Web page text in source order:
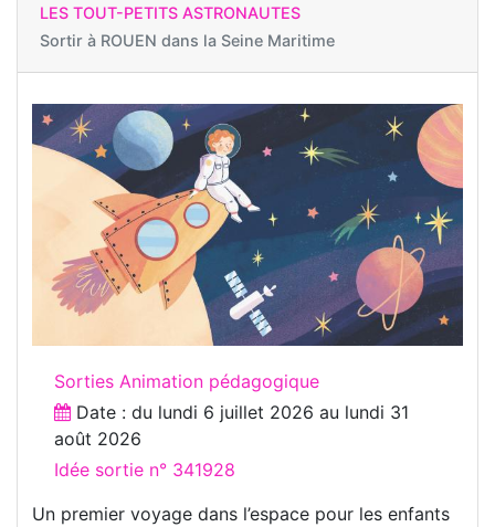
LES TOUT-PETITS ASTRONAUTES
Sortir à ROUEN dans la Seine Maritime
Sorties Animation pédagogique
Date : du lundi 6 juillet 2026 au lundi 31
août 2026
Idée sortie n° 341928
Un premier voyage dans l’espace pour les enfants